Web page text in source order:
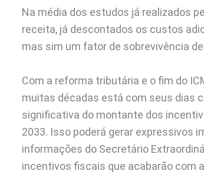
Na média dos estudos já realizados
receita, já descontados os custos
mas sim um fator de sobrevivência
Com a reforma tributária e o fim do
muitas décadas está com seus dias
significativa do montante dos
2033. Isso poderá gerar expressivos
informações do Secretário
incentivos fiscais que acabarão com